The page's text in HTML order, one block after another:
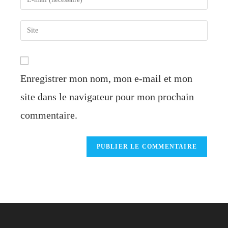
comment
your
email
address
comment
Saisir
l’URL
votre
site
Enregistrer mon nom, mon e-mail et mon
site dans le navigateur pour mon prochain
commentaire.